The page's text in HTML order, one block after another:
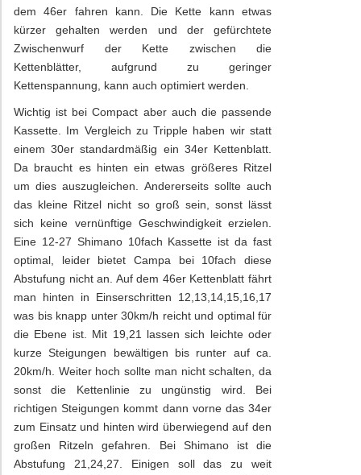
dem 46er fahren kann. Die Kette kann etwas
kürzer gehalten werden und der gefürchtete
Zwischenwurf der Kette zwischen die
Kettenblätter, aufgrund zu geringer
Kettenspannung, kann auch optimiert werden.
Wichtig ist bei Compact aber auch die passende
Kassette. Im Vergleich zu Tripple haben wir statt
einem 30er standardmäßig ein 34er Kettenblatt.
Da braucht es hinten ein etwas größeres Ritzel
um dies auszugleichen. Andererseits sollte auch
das kleine Ritzel nicht so groß sein, sonst lässt
sich keine vernünftige Geschwindigkeit erzielen.
Eine 12-27 Shimano 10fach Kassette ist da fast
optimal, leider bietet Campa bei 10fach diese
Abstufung nicht an. Auf dem 46er Kettenblatt fährt
man hinten in Einserschritten 12,13,14,15,16,17
was bis knapp unter 30km/h reicht und optimal für
die Ebene ist. Mit 19,21 lassen sich leichte oder
kurze Steigungen bewältigen bis runter auf ca.
20km/h. Weiter hoch sollte man nicht schalten, da
sonst die Kettenlinie zu ungünstig wird. Bei
richtigen Steigungen kommt dann vorne das 34er
zum Einsatz und hinten wird überwiegend auf den
großen Ritzeln gefahren. Bei Shimano ist die
Abstufung 21,24,27. Einigen soll das zu weit